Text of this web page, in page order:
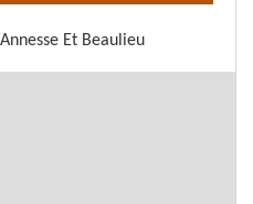
Et Beaulieu